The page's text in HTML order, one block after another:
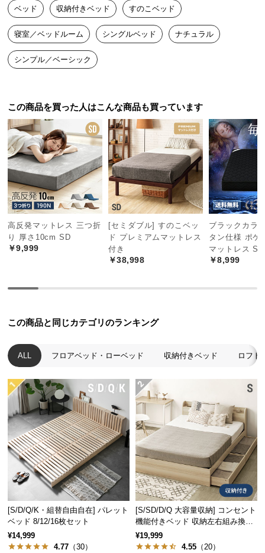
つ
い
て
開
置
サ
ー
ビ
ス
つ
い
搬
路
い
返
品・
キ
ャ
ン
セ
ル
に
つ
て
保
証
デザインは可愛いし機能的で気に入っています！
厚めのマットレスを引いたのでヘッドボードがほぼなくなるの
で、そこだけ注意です！（個人的には特に問題ないですが）
ば１時間もかからないと思います。
ベッド 収納付きベッド すのこベッド
寝室／ベッドルーム シングルベッド ナチュラル
シンプル／ベーシック
この商品を買った人はこんな商品も買っています
高反発マットレス 三つ折
り 厚さ10cm SD
￥9,999
[セミダブル] すのこベッ
ド プレミアムマットレス
付き
￥38,998
ブラックカラ
タン仕様 ポケ
マットレス S
￥8,999
この商品と同じカテゴリのランキング
ALL フロアベッド・ローベッド 収納付きベッド ロフト
[S/D/Q/K・組替自由自在] パレット
ベッド 8/12/16枚セット
¥14,999
4.77 （30）
[S/SD/D/Q 大容量収納] コンセント
機能付きベッド 収納左右組み換え
可能
¥19,999
4.55 （20）